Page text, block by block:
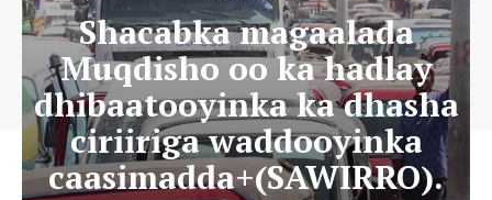
Shacabka magaalada
Muqdisho oo ka hadlay
dhibaatooyinka ka dhasha
ciriiriga waddooyinka
caasimadda+(SAWIRRO).